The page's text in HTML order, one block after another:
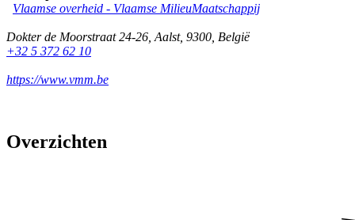
Vlaamse overheid - Vlaamse MilieuMaatschappij
Dokter de Moorstraat 24-26 Aalst, 9300 België
+32 5 372 62 10
https://www.vmm.be
Overzichten